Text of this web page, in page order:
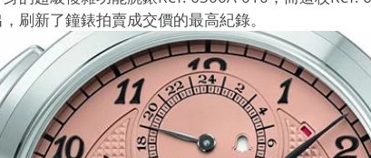
HOT TOPIC LVMH Watch Week 2021 WATCHES &
刷新了鐘錶拍賣成交價的最高紀錄。